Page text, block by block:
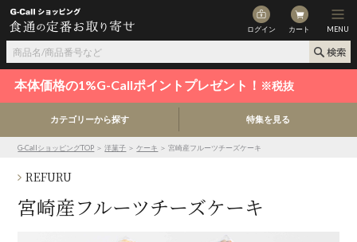
ログイン カート MENU
本体価格の1%G-Callポイントプレゼント！ ※税抜
カテゴリーから探す 特集を見る
G-CallショッピングTOP ＞洋菓子 ＞ケーキ ＞ 宮崎産フルーツチーズケーキ
REFURU
宮崎産フルーツチーズケーキ